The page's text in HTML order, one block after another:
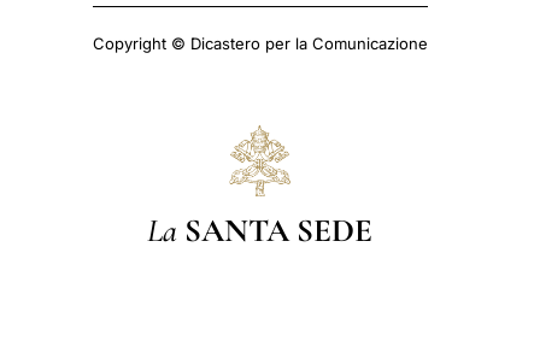
Copyright © Dicastero per la Comunicazione
La SANTA SEDE